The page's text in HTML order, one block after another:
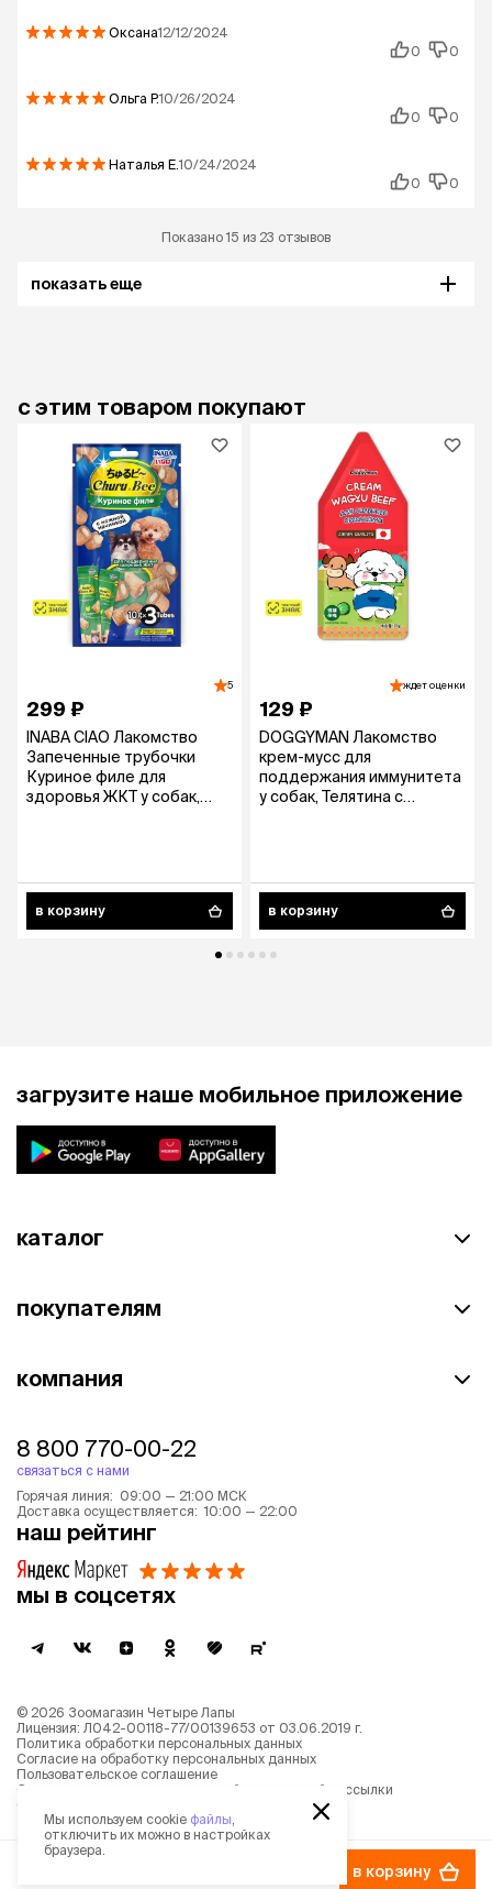
в корзину
Оксана12/12/2024
0
0
Ольга Р.10/26/2024
0
0
Наталья Е.10/24/2024
0
0
Показано 15 из 23 отзывов
показать еще
с этим товаром покупают
5
299 ₽
INABA CIAO Лакомство
Запеченные трубочки
Куриное филе для
здоровья ЖКТ у собак,
в корзину
ждет оценки
129 ₽
DOGGYMAN Лакомство
крем-мусс для
поддержания иммунитета
у собак, Телятина с
в корзину
загрузите наше мобильное приложение
каталог
покупателям
компания
8 800 770-00-22
связаться с нами
Горячая линия: 09:00 — 21:00 МСК
Доставка осуществляется: 10:00 — 22:00
наш рейтинг
мы в соцсетях
© 2026 Зоомагазин Четыре Лапы
Лицензия: Л042-00118-77/00139653 от 03.06.2019 г.
Политика обработки персональных данных
Согласие на обработку персональных данных
Пользовательское соглашение
Согласие на получение новостной и рекламной рассылки
Описание рекомендательных алгоритмов
Мы используем cookie файлы
отключить их можно в настройках
браузера.